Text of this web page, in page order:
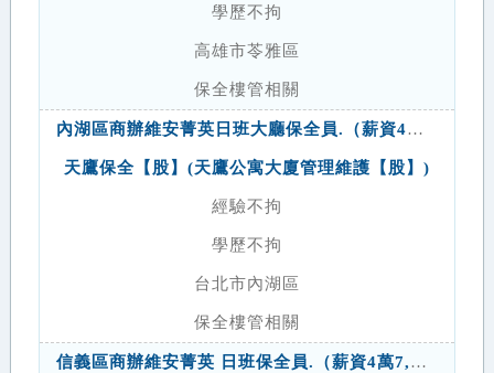
學歷不拘
高雄市苓雅區
保全樓管相關
內湖區商辦維安菁英日班大廳保全員.（薪資4萬6.休假大7小6.足額投保）
天鷹保全【股】(天鷹公寓大廈管理維護【股】)
經驗不拘
學歷不拘
台北市內湖區
保全樓管相關
信義區商辦維安菁英 日班保全員.（薪資4萬7,休假大7小6.足額投保）